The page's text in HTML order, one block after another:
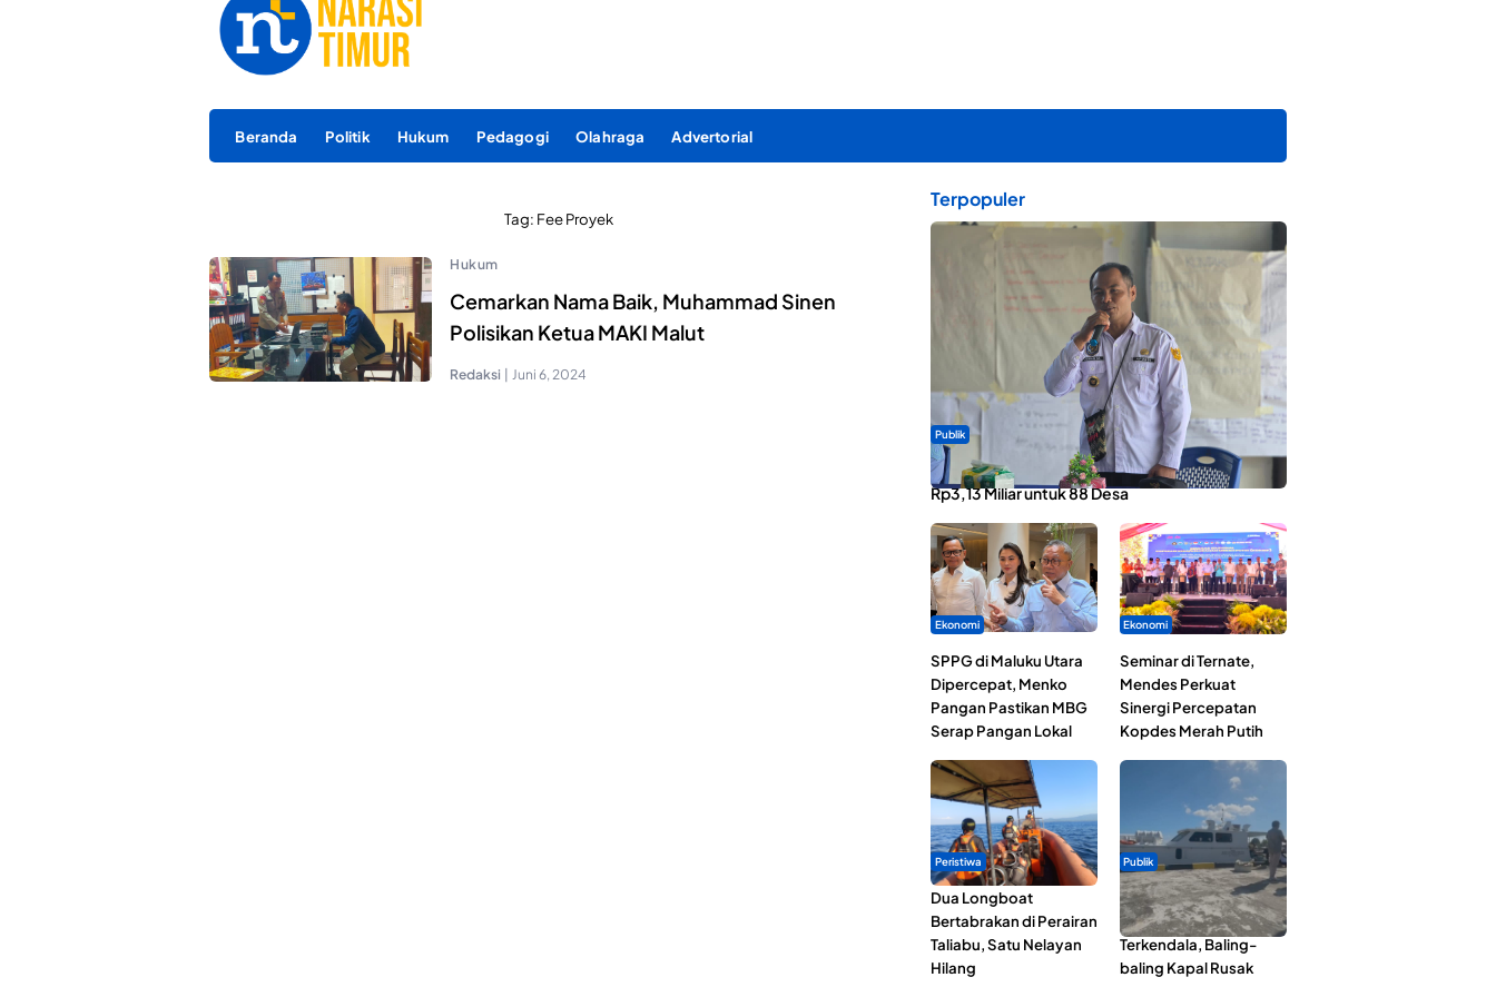
Beranda Politik Hukum Pedagogi Olahraga Advertorial
Tag: Fee Proyek
Hukum
Cemarkan Nama Baik, Muhammad Sinen
Polisikan Ketua MAKI Malut
Redaksi | Juni 6, 2024
Terpopuler
Publik
ABDESI Morotai Apresiasi Penyaluran ADD
Rp3,13 Miliar untuk 88 Desa
Ekonomi
SPPG di Maluku Utara
Dipercepat, Menko
Pangan Pastikan MBG
Serap Pangan Lokal
Ekonomi
Seminar di Ternate,
Mendes Perkuat
Sinergi Percepatan
Kopdes Merah Putih
Peristiwa
Dua Longboat
Bertabrakan di Perairan
Taliabu, Satu Nelayan
Hilang
Publik
Pelayaran Perdana KM
Dodola Express
Terkendala, Baling-
baling Kapal Rusak